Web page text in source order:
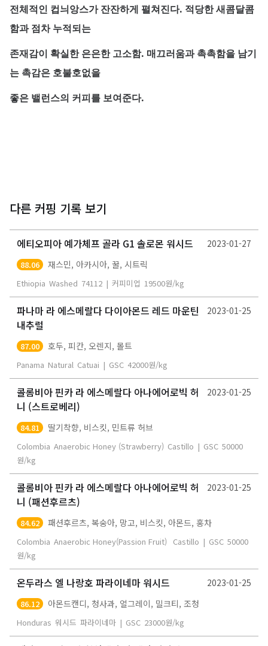
전체적인 컵늬앙스가 잔잔하게 펼쳐진다. 적당한 새콤달콤
함과 점차 누적되는
존재감이 확실한 은은한 고소함. 매끄러움과 촉촉함을 남기
는 촉감은 호불호없을
좋은 밸런스의 커피를 보여준다.
다른 커핑 기록 보기
에티오피아 예가체프 골라 G1 솔로몬 워시드 2023-01-27
88.06 재스민, 아카시아, 꿀, 시트릭
Ethiopia Washed 74112 | 커피미업 19500원/kg
파나마 라 에스메랄다 다이아몬드 레드 마운틴
내추럴
2023-01-25
87.00 호두, 피칸, 오렌지, 몰트
Panama Natural Catuai | GSC 42000원/kg
콜롬비아 핀카 라 에스메랄다 아나에어로빅 허
니 (스트로베리)
2023-01-25
84.81 딸기착향, 비스킷, 민트류 허브
Colombia Anaerobic Honey (Strawberry) Castillo | GSC 50000
원/kg
콜롬비아 핀카 라 에스메랄다 아나에어로빅 허
니 (패션후르츠)
2023-01-25
84.62 패션후르츠, 복숭아, 망고, 비스킷, 아몬드, 홍차
Colombia Anaerobic Honey(Passion Fruit) Castillo | GSC 50000
원/kg
온두라스 엘 나랑호 파라이네마 워시드 2023-01-25
86.12 아몬드캔디, 청사과, 얼그레이, 밀크티, 조청
Honduras 워시드 파라이네마 | GSC 23000원/kg